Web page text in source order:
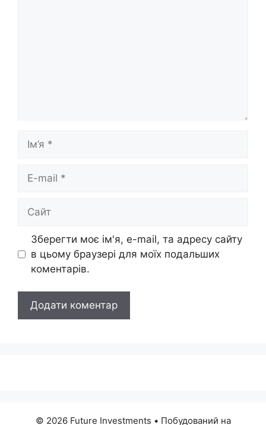
mail
Зберегти моє ім'я, e-mail, та адресу сайту
в цьому браузері для моїх подальших
коментарів.
© 2026 Future Investments • Побудований на